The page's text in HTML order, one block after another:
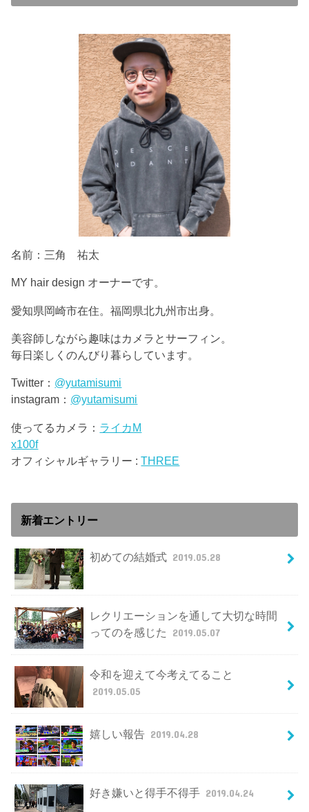
名前：三角 祐太
MY hair design オーナーです。
愛知県岡崎市在住。福岡県北九州市出身。
美容師しながら趣味はカメラとサーフィン。
毎日楽しくのんびり暮らしています。
Twitter： @yutamisumi
instagram： @yutamisumi
使ってるカメラ： ライカM
x100f
オフィシャルギャラリー :THREE
新着エントリー
初めての結婚式 2019.05.28
レクリエーションを通して大切な時間
ってのを感じた
2019.05.07
令和を迎えて今考えてること
2019.05.05
嬉しい報告 2019.04.28
好き嫌いと得手不得手 2019.04.24